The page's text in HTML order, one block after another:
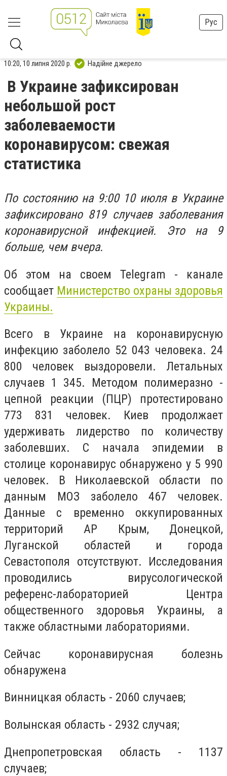
Рус
10:20, 10 липня 2020 р. Надійне джерело
В Украине зафиксирован
небольшой рост
заболеваемости
коронавирусом: свежая
статистика
По состоянию на 9:00 10 июля в Украине
зафиксировано 819 случаев заболевания
коронавирусной инфекцией. Это на 9
больше, чем вчера.
Об этом на своем Telegram - канале
сообщает Министерство охраны здоровья
Украины.
Всего в Украине на коронавирусную
инфекцию заболело 52 043 человека. 24
800 человек выздоровели. Летальных
случаев 1 345. Методом полимеразно -
цепной реакции (ПЦР) протестировано
773 831 человек. Киев продолжает
удерживать лидерство по количеству
заболевших. С начала эпидемии в
столице коронавирус обнаружено у 5 990
человек. В Николаевской области по
данным МОЗ заболело 467 человек.
Данные с временно оккупированных
территорий АР Крым, Донецкой,
Луганской областей и города
Севастополя отсутствуют. Исследования
проводились вирусологической
референс-лабораторией Центра
общественного здоровья Украины, а
также областными лабораториями.
Сейчас коронавирусная болезнь
обнаружена
Винницкая область - 2060 случаев;
Волынская область - 2932 случая;
Днепропетровская область - 1137
случаев;